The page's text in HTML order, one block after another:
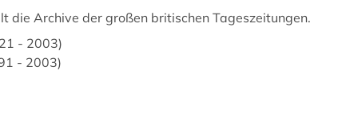
die Archive der großen britischen Tageszeitungen.
- 2003)
- 2003)